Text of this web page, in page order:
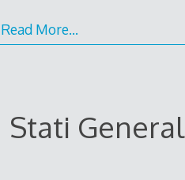
Read More…
Stati